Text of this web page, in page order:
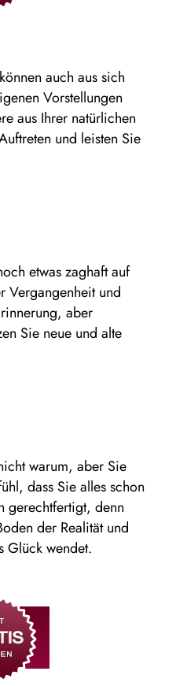
auch aus sich
Vorstellungen
aus Ihrer natürlichen
und leisten Sie
etwas zaghaft auf
Vergangenheit und
aber
Sie neue und alte
warum, aber Sie
dass Sie alles schon
gerechtfertigt, denn
der Realität und
Glück wendet.